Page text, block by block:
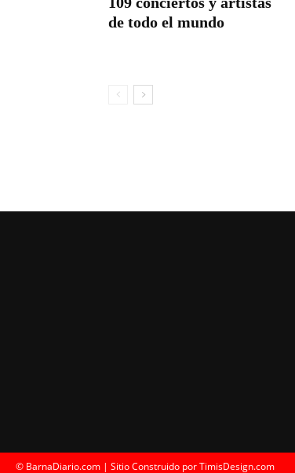
de todo el mundo
© BarnaDiario.com | Sitio Construido porTimisDesign.com